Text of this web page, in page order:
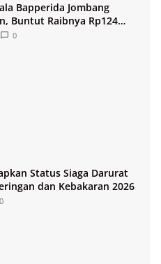
Bapperida Jombang
Buntut Raibnya Rp124
Sejahtera
0
Status Siaga Darurat
dan Kebakaran 2026
0